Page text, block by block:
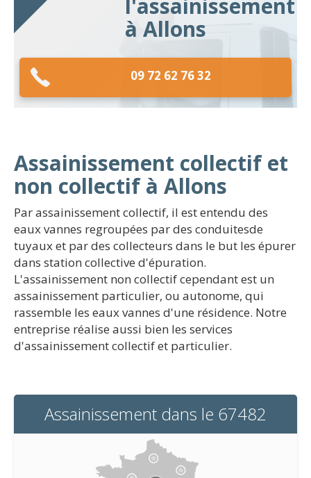
l'assainissement
à Allons
09 72 62 76 32
Assainissement collectif et
non collectif à Allons
Par assainissement collectif, il est entendu des
eaux vannes regroupées par des conduitesde
tuyaux et par des collecteurs dans le but les épurer
dans station collective d'épuration.
L'assainissement non collectif cependant est un
assainissement particulier, ou autonome, qui
rassemble les eaux vannes d'une résidence. Notre
entreprise réalise aussi bien les services
d'assainissement collectif et particulier.
Assainissement dans le 67482